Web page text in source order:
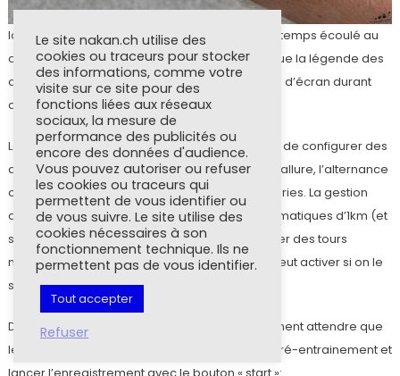
Ici, on voit la distance dans la partie du haut, le temps écoulé au
centre et l’allure dans la partie du bas. Notez que la légende des
champs n’est affichée que lorsque l’on change d’écran durant
quelques secondes.
La suite de la personnalisation du profil permet de configurer des
alarmes, basées sur la fréquence cardiaque, l’allure, l’alternance
course/marche, l’heure, la distance ou les calories. La gestion
des tours permet de configurer des tours automatiques d’1km (et
seulement 1km). Il est possible aussi de marquer des tours
manuels à l’aide du bouton « back ». Enfin, on peut activer si on le
souhaite la pause automatique.
Dès que le profil est configuré, on peut simplement attendre que
le GPS soit prêt à être utilisé dans le menu de pré-entrainement et
lancer l’enregistrement avec le bouton « start »:
Le site nakan.ch utilise des
cookies ou traceurs pour stocker
des informations, comme votre
visite sur ce site pour des
fonctions liées aux réseaux
sociaux, la mesure de
performance des publicités ou
encore des données d'audience.
Vous pouvez autoriser ou refuser
les cookies ou traceurs qui
permettent de vous identifier ou
de vous suivre. Le site utilise des
cookies nécessaires à son
fonctionnement technique. Ils ne
permettent pas de vous identifier.
Tout accepter
Refuser